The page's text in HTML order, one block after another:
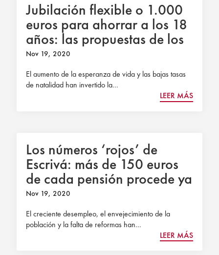
Jubilación flexible o 1.000
euros para ahorrar a los 18
años: las propuestas de los
expertos para salvar las
pensiones
Nov 19, 2020
El aumento de la esperanza de vida y las bajas tasas
de natalidad han invertido la...
LEER MÁS
Los números ‘rojos’ de
Escrivá: más de 150 euros
de cada pensión procede ya
de la deuda pública
Nov 19, 2020
El creciente desempleo, el envejecimiento de la
población y la falta de reformas han...
LEER MÁS